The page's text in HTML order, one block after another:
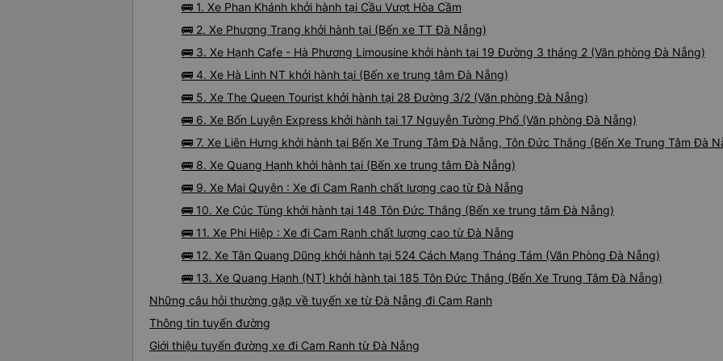
углом в 45 градусов. Я бы
поскольку нижние к
все были заняты. Почему
показалось,что они
совсем комфортно (было
мне было
если вытянуться
Вас от всех пассажиров, и
регулировка света,
негабаритных вещей-
🚌 1. Xe Phan Khánh khởi hành tại Cầu Vượt Hòa Cầm
🚌 2. Xe Phương Trang khởi hành tại (Bến xe TT Đà Nẵng)
🚌 3. Xe Hạnh Cafe - Hà Phương Limousine khởi hành tại 19 Đường 3 tháng 2 (Văn phòng Đà Nẵng)
🚌 4. Xe Hà Linh NT khởi hành tại (Bến xe trung tâm Đà Nẵng)
🚌 5. Xe The Queen Tourist khởi hành tại 28 Đường 3/2 (Văn phòng Đà Nẵng)
🚌 6. Xe Bốn Luyện Express khởi hành tại 17 Nguyễn Tường Phổ (Văn phòng Đà Nẵng)
🚌 7. Xe Liên Hưng khởi hành tại Bến Xe Trung Tâm Đà Nẵng, Tôn Đức Thắng (Bến Xe Trung Tâm Đà
🚌 8. Xe Quang Hạnh khởi hành tại (Bến xe trung tâm Đà Nẵng)
🚌 9. Xe Mai Quyên : Xe đi Cam Ranh chất lượng cao từ Đà Nẵng
🚌 10. Xe Cúc Tùng khởi hành tại 148 Tôn Đức Thắng (Bến xe trung tâm Đà Nẵng)
🚌 11. Xe Phi Hiệp : Xe đi Cam Ranh chất lượng cao từ Đà Nẵng
🚌 12. Xe Tân Quang Dũng khởi hành tại 524 Cách Mạng Tháng Tám (Văn Phòng Đà Nẵng)
🚌 13. Xe Quang Hạnh (NT) khởi hành tại 185 Tôn Đức Thắng (Bến Xe Trung Tâm Đà Nẵng)
Những câu hỏi thường gặp về tuyến xe từ Đà Nẵng đi Cam Ranh
Thông tin tuyến đường
Giới thiệu tuyến đường xe đi Cam Ranh từ Đà Nẵng